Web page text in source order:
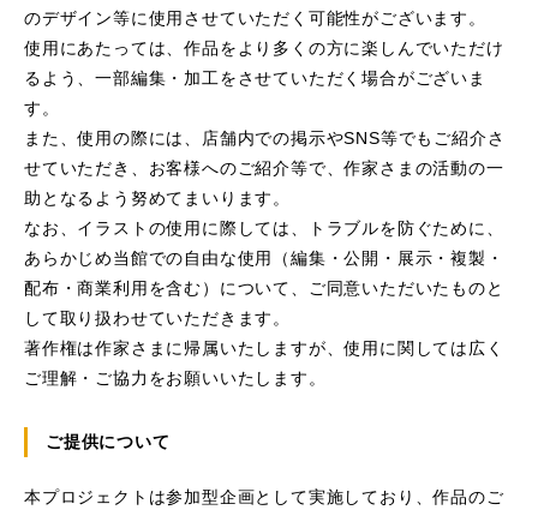
のデザイン等に使用させていただく可能性がございます。
使用にあたっては、作品をより多くの方に楽しんでいただけ
るよう、一部編集・加工をさせていただく場合がございま
す。
また、使用の際には、店舗内での掲示やSNS等でもご紹介さ
せていただき、お客様へのご紹介等で、作家さまの活動の一
助となるよう努めてまいります。
なお、イラストの使用に際しては、トラブルを防ぐために、
あらかじめ当館での自由な使用（編集・公開・展示・複製・
配布・商業利用を含む）について、ご同意いただいたものと
して取り扱わせていただきます。
著作権は作家さまに帰属いたしますが、使用に関しては広く
ご理解・ご協力をお願いいたします。
ご提供について
本プロジェクトは参加型企画として実施しており、作品のご